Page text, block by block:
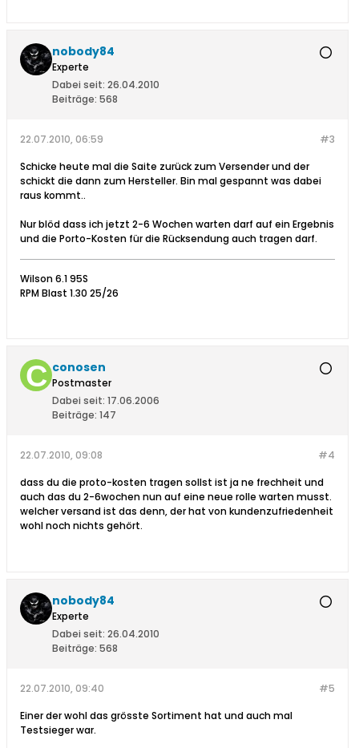
nobody84
Experte
Dabei seit: 26.04.2010
Beiträge: 568
#3
22.07.2010, 06:59
Schicke heute mal die Saite zurück zum Versender und der
schickt die dann zum Hersteller. Bin mal gespannt was dabei
raus kommt..
Nur blöd dass ich jetzt 2-6 Wochen warten darf auf ein Ergebnis
und die Porto-Kosten für die Rücksendung auch tragen darf.
Wilson 6.1 95S
RPM Blast 1.30 25/26
conosen
Postmaster
Dabei seit: 17.06.2006
Beiträge: 147
#4
22.07.2010, 09:08
dass du die proto-kosten tragen sollst ist ja ne frechheit und
auch das du 2-6wochen nun auf eine neue rolle warten musst.
welcher versand ist das denn, der hat von kundenzufriedenheit
wohl noch nichts gehört.
nobody84
Experte
Dabei seit: 26.04.2010
Beiträge: 568
#5
22.07.2010, 09:40
Einer der wohl das grösste Sortiment hat und auch mal
Testsieger war.